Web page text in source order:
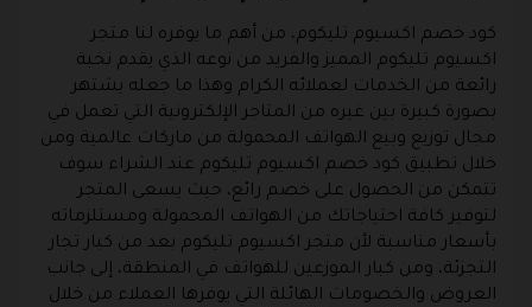
كود خصم اكسيوم تليكوم، من أهم ما يوفره لنا متجر
اكسيوم تليكوم المميز والفريد من نوعه الذي يقدم نخبة
رائعة من الخدمات لعملائه الكرام وهذا ما جعله يشتهر
بصورة كبيرة بين غيره من المتاجر الإلكترونية التي تعمل في
مجال توزيع وبيع الهواتف المحمولة من ماركات عالمية ومن
خلال تطبيق كود خصم اكسيوم تليكوم عند الشراء سوف
تتمكن من الحصول على خصم رائع، حيث يسعى المتجر
لتوفير كافة احتياجاتك من الهواتف المحمولة ومستلزماته
بأسعار مناسبة لأن متجر اكسيوم تليكوم بعد من كبار تجار
التجزئة، ومن كبار الموزعين للهواتف في المنطقة، إلى جانب
العروض والخصومات الهائلة التي يوفرها العملاء من خلال